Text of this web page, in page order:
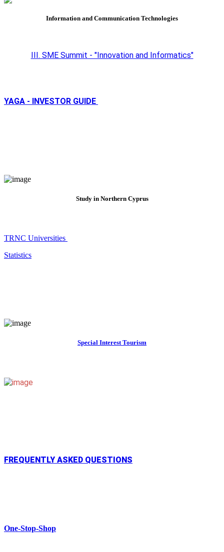
Information and Communication Technologies
III. SME Summit - "Innovation and Informatics"
YAGA - INVESTOR GUIDE
Study in Northern Cyprus
TRNC Universities
Statistics
Special Interest Tourism
FREQUENTLY ASKED QUESTIONS
One-Stop-Shop